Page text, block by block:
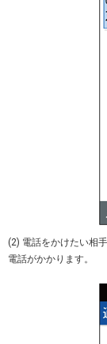
(2) 電話をかけたい相
電話がかかります。